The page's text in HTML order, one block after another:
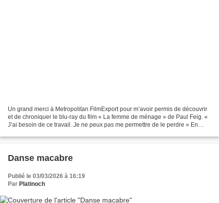
Un grand merci à Metropolitan FilmExport pour m’avoir permis de découvrir
et de chroniquer le blu-ray du film « La femme de ménage » de Paul Feig. «
J’ai besoin de ce travail. Je ne peux pas me permettre de le perdre » En
Danse macabre
Publié le 03/03/2026 à 16:19
Par Platinoch